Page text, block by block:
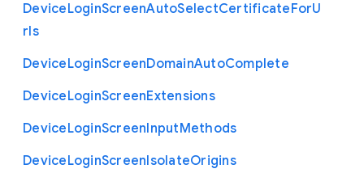
DeviceLoginScreenAutoSelectCertificateForU
rls
DeviceLoginScreenDomainAutoComplete
DeviceLoginScreenExtensions
DeviceLoginScreenInputMethods
DeviceLoginScreenIsolateOrigins